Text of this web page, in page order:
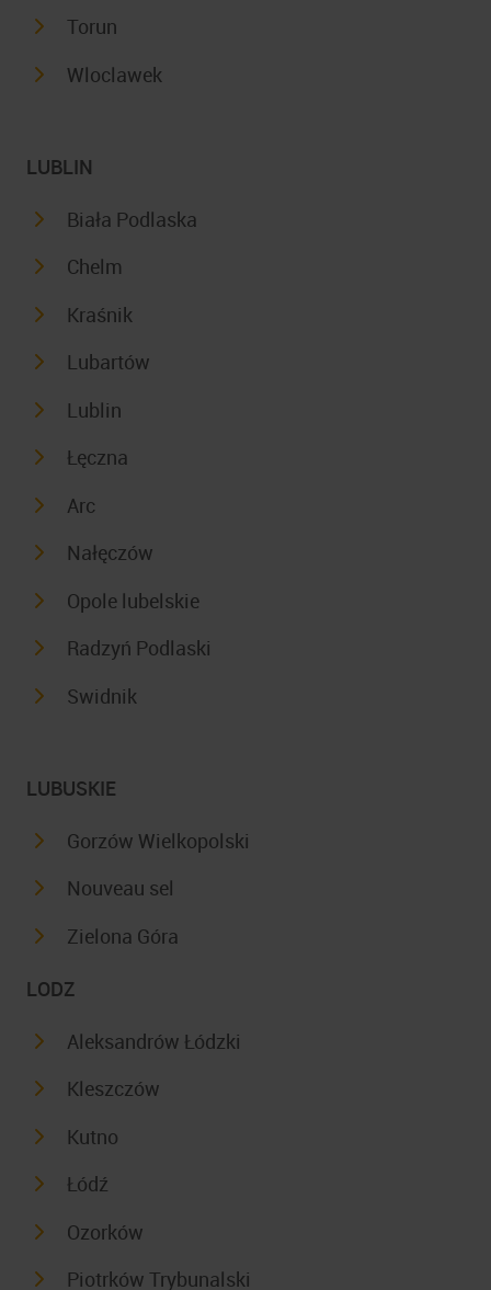
Torun
Wloclawek
LUBLIN
Biała Podlaska
Chelm
Kraśnik
Lubartów
Lublin
Łęczna
Arc
Nałęczów
Opole lubelskie
Radzyń Podlaski
Swidnik
LUBUSKIE
Gorzów Wielkopolski
Nouveau sel
Zielona Góra
LODZ
Aleksandrów Łódzki
Kleszczów
Kutno
Łódź
Ozorków
Piotrków Trybunalski